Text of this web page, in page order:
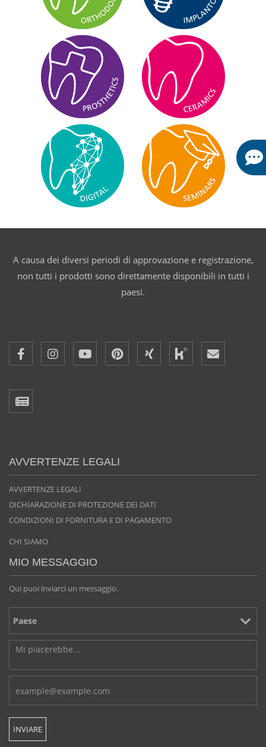
A causa dei diversi periodi di approvazione e registrazione,
non tutti i prodotti sono direttamente disponibili in tutti i
paesi.
AVVERTENZE LEGALI
AVVERTENZE LEGALI
DICHIARAZIONE DI PROTEZIONE DEI DATI
CONDIZIONI DI FORNITURA E DI PAGAMENTO
CHI SIAMO
MIO MESSAGGIO
Qui puoi inviarci un messaggio.